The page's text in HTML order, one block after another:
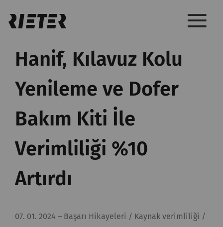
Hanif, Kılavuz Kolu
Yenileme ve Dofer
Bakım Kiti İle
Verimliliği %10
Artırdı
07. 01. 2024– Başarı Hikayeleri / Kaynak verimliliği /